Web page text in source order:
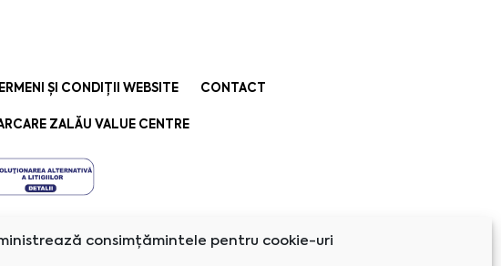
consimțămintele pentru cookie-uri
ȘI CONDIȚII WEBSITE CONTACT
ZALĂU VALUE CENTRE